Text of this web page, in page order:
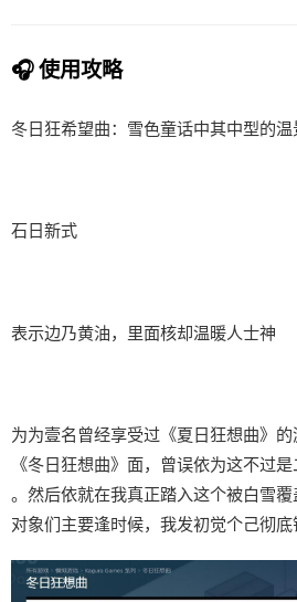
🎧 使用攻略
冬日狂希望曲：雪色童话中其中型的
石日新式
表示边乃黄油，里面核却温暖人士神
为为壹名曾经享受过《夏日狂想曲》
《冬日狂想曲》面，曾误依为这不过
。然后依就在我真正踏入这个被白雪
对象们主要逢时候，我发初觉个己彻底